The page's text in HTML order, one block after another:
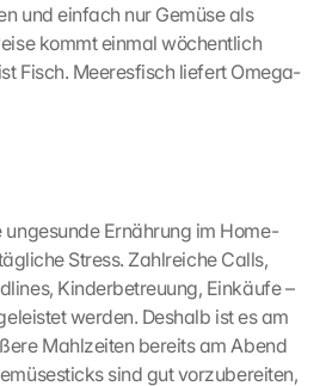
und einfach nur Gemüse als
kommt einmal wöchentlich
Fisch. Meeresfisch liefert Omega-
Ernährung im Home-
Stress. Zahlreiche Calls,
Kinderbetreuung, Einkäufe –
werden. Deshalb ist es am
Mahlzeiten bereits am Abend
sind gut vorzubereiten,